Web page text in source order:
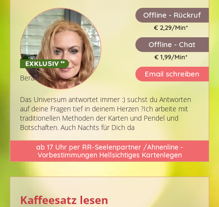
Berater-ID: 004
Das Universum antwortet immer :) suchst du Antworten
auf deine Fragen tief in deinem Herzen ?Ich arbeite mit
traditionellen Methoden der Karten und Pendel und
Botschaften. Auch Nachts für Dich da
Offline - Rückruf
€ 2,29/Min*
Offline - Chat
€ 1,99/Min*
Email schreiben
ab 17 Uhr per RR-Seelenpartner /Ahnenline -
Vorbestimmungen Hellsichtiges Kartenlegen
Kaffeesatz lesen